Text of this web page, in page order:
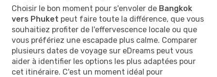
Choisir le bon moment pour s'envoler de Bangkok
vers Phuket peut faire toute la différence, que vous
souhaitiez profiter de l'effervescence locale ou que
vous préfériez une escapade plus calme. Comparer
plusieurs dates de voyage sur eDreams peut vous
aider à identifier les options les plus adaptées pour
cet itinéraire. C'est un moment idéal pour